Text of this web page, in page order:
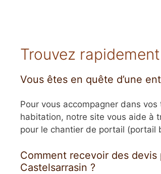
Trouvez
Vous êtes en quête d’une
Pour vous accompagner dans
habitation, notre site vous aide à
pour le chantier de portail (portail
Comment recevoir des
Castelsarrasin ?